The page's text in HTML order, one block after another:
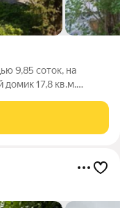
9,85 соток, на
домик 17,8 кв.м.
рябина, а так же